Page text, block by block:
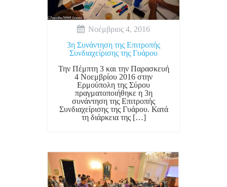
Νοέμβριος 4, 2016
3η Συνάντηση της Επιτροπής
Συνδιαχείρισης της Γυάρου
Την Πέμπτη 3 και την Παρασκευή
4 Νοεμβρίου 2016 στην
Ερμούπολη της Σύρου
πραγματοποιήθηκε η 3η
συνάντηση της Επιτροπής
Συνδιαχείρισης της Γυάρου. Κατά
τη διάρκεια της […]